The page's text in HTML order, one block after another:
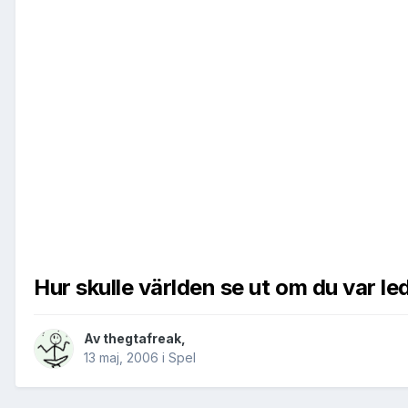
Hur skulle världen se ut om du var
Av thegtafreak
13 maj, 2006 i Spel